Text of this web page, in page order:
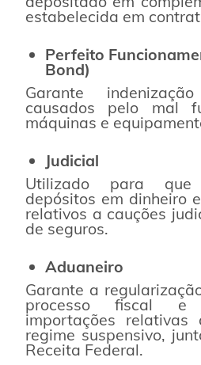
estabelecida em
Perfeito
Bond)
Garante
causados pelo mal
máquinas e
Judicial
Utilizado para que
depósitos em dinheiro
relativos a cauções
de seguros.
Aduaneiro
Garante a
processo fiscal e
importações relativas
regime suspensivo,
Receita Federal.